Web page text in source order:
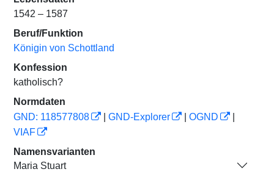
1542 – 1587
Beruf/Funktion
Königin von Schottland
Konfession
katholisch?
Normdaten
GND: 118577808
GND-Explorer OGND
VIAF
Namensvarianten
Maria Stuart